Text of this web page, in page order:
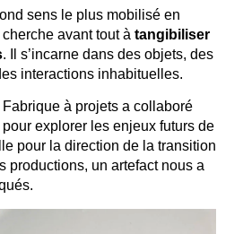
sens le plus mobilisé en
avant tout à tangibiliser
. Il s’incarne dans des objets, des
interactions inhabituelles.
Fabrique à projets a collaboré
explorer les enjeux futurs de
pour la direction de la transition
productions, un artefact nous a